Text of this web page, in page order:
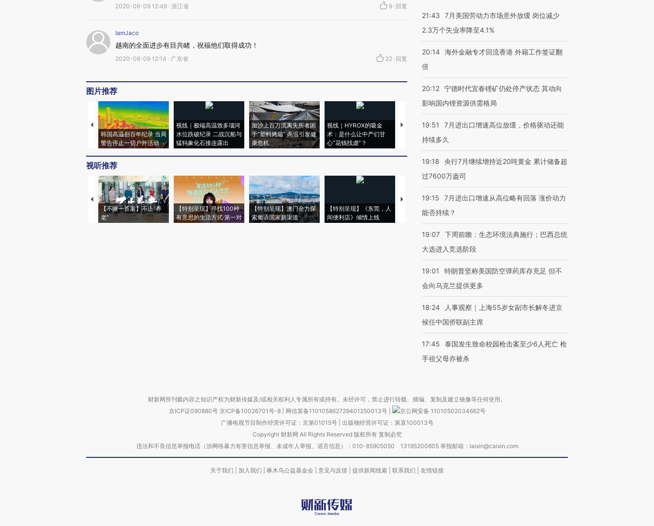
2020-06-09 12:49 · 浙江省 9 · 回复
IamJaco
越南的全面进步有目共睹，祝福他们取得成功！
2020-06-09 12:14 · 广东省 22 · 回复
图片推荐
韩国高温创百年纪录 当局
警告停止一切户外活动
视线｜极端高温致多瑙河
水位跌破纪录 二战沉船与
猛犸象化石接连露出
加沙上百万流离失所者困
于“塑料烤箱” 高温引发健
康危机
视线｜HYROX的吸金
术：是什么让中产们甘
心“花钱找虐”？
马航飞行员跨国走私7万
视线｜被称为“蟑螂”的印
视线｜“入侵”还是“人道危
视听推荐
【不唯一答案】不止“养
老”
【特别呈现】寻找100种
有意思的生活方式·第一对
【特别呈现】澳门全力探
索葡语国家新渠道
【特别呈现】《东莞，人
间便利店》倾情上线
【推广】走进第四届链博
会，让数智科技“链”接产
【商旅对话】华住集团
21:43
7月美国劳动力市场意外放缓 岗位减少
2.3万个失业率降至4.1%
20:14 海外金融专才回流香港 外籍工作签证翻
倍
20:12 宁德时代宜春锂矿仍处停产状态 其动向
影响国内锂资源供需格局
19:51
7月进出口增速高位放缓，价格驱动还能
持续多久
19:18
央行7月继续增持近20吨黄金 累计储备超
过7600万盎司
19:15
7月进出口增速从高位略有回落 涨价动力
能否持续？
19:07 下周前瞻：生态环境法典施行；巴西总统
大选进入竞选阶段
19:01
特朗普坚称美国防空弹药库存充足 但不
会向乌克兰提供更多
18:24
人事观察｜上海55岁女副市长解冬进京
候任中国侨联副主席
17:45
泰国发生致命校园枪击案至少6人死亡 枪
手祖父母亦被杀
财新网所刊载内容之知识产权为财新传媒及/或相关权利人专属所有或持有。未经许可，禁止进行转载、摘编、复制及建立镜像等任何使用。
京ICP证090880号 京ICP备10026701号-8 网信算备110105862729401250013号
京公网安备 11010502034662号
广播电视节目制作经营许可证：京第01015号| 出版物经营许可证：第直100013号
Copyright 财新网 All Rights Reserved 版权所有 复制必究
违法和不良信息举报电话（涉网络暴力有害信息举报、未成年人举报、谣言信息）：010-85905050 13195200605 举报邮箱：laixin@caixin.com
关于我们 加入我们 啄木鸟公益基金会 意见与反馈 提供新闻线索 联系我们 友情链接